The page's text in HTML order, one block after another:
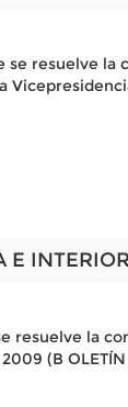
resuelve la
E INTERIOR
resuelve la
(B